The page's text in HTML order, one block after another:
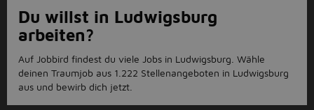
Du willst in Ludwigsburg
arbeiten?
Auf Jobbird findest du viele Jobs in Ludwigsburg. Wähle
deinen Traumjob aus 1.222 Stellenangeboten in Ludwigsburg
aus und bewirb dich jetzt.